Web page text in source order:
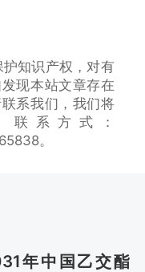
知识产权，对有
现本站文章存在
系我们，我们将
联系方式：
。
年中国乙交酯